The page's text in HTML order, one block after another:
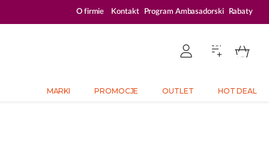
ZALOGUJ SIĘ I KUPUJ TANIEJ – AŻ 33% ZNIŻKI
O firmie Kontakt Program Ambasadorski Rabaty
MARKI PROMOCJE OUTLET HOT DEAL